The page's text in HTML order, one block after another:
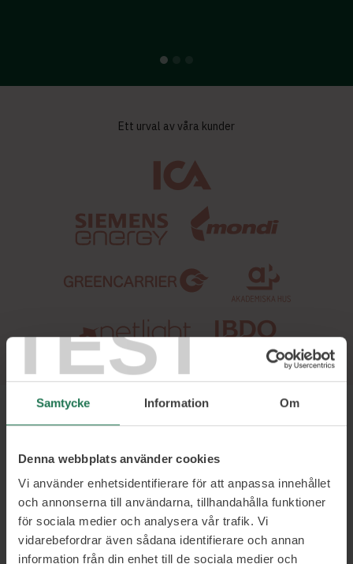
TEST
Samtycke Information Om
Denna webbplats använder cookies
Vi använder enhetsidentifierare för att anpassa innehållet
och annonserna till användarna, tillhandahålla funktioner
för sociala medier och analysera vår trafik. Vi
vidarebefordrar även sådana identifierare och annan
information från din enhet till de sociala medier och
Ett urval av våra kunder
Om Patrik
Patrik är den globalt erkända HR-
experten som, inte bara optimerar utan